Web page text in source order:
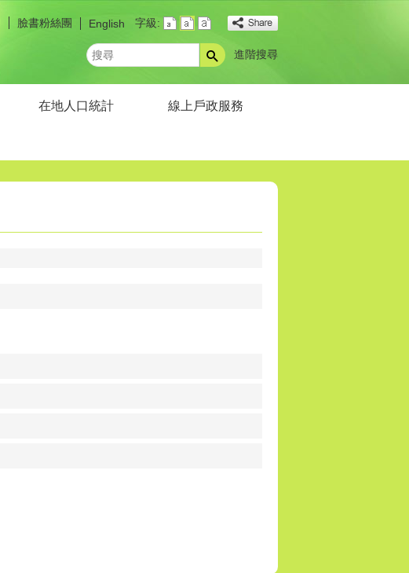
臉書粉絲團 English 字級:
搜
進階搜尋
在地人口統計 線上戶政服務